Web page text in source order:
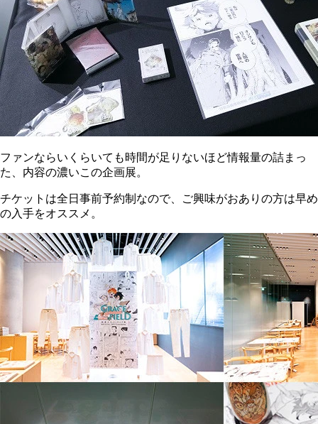
ファンならいくらいても時間が足りないほど情報量の詰まっ
た、内容の濃いこの企画展。
チケットは全日事前予約制なので、ご興味がおありの方は早め
の入手をオススメ。